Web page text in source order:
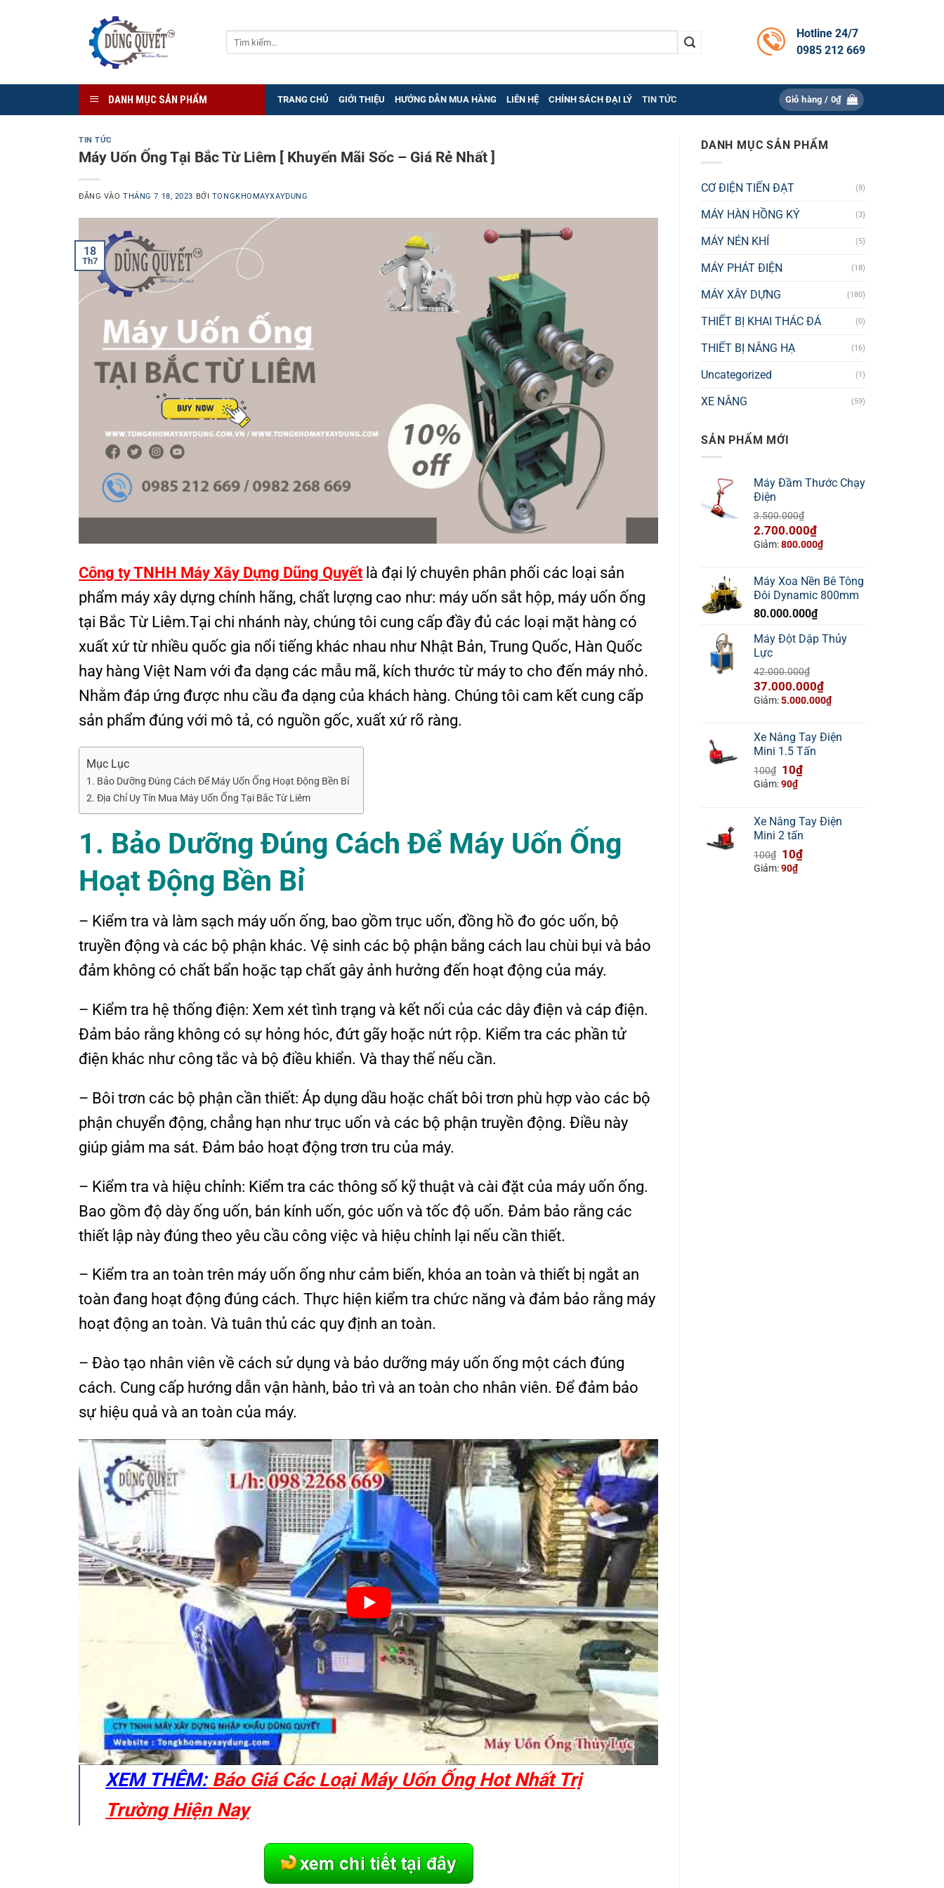
Hotline 24/7
0985 212 669
DANH MỤC SẢN PHẨM TRANG CHỦ GIỚI THIỆU HƯỚNG DẪN MUA HÀNG LIÊN HỆ CHÍNH SÁCH ĐẠI LÝ TIN TỨC Giỏ hàng / 0₫
TIN TỨC
Máy Uốn Ống Tại Bắc Từ Liêm [ Khuyến Mãi Sốc – Giá Rẻ Nhất ]
ĐĂNG VÀOTHÁNG 7 18, 2023 BỞI TONGKHOMAYXAYDUNG
18
Th7
Công ty TNHH Máy Xây Dựng Dũng Quyết là đại lý chuyên phân phối các loại sản
phẩm máy xây dựng chính hãng, chất lượng cao như: máy uốn sắt hộp, máy uốn ống
tại Bắc Từ Liêm.Tại chi nhánh này, chúng tôi cung cấp đầy đủ các loại mặt hàng có
xuất xứ từ nhiều quốc gia nổi tiếng khác nhau như Nhật Bản, Trung Quốc, Hàn Quốc
hay hàng Việt Nam với đa dạng các mẫu mã, kích thước từ máy to cho đến máy nhỏ.
Nhằm đáp ứng được nhu cầu đa dạng của khách hàng. Chúng tôi cam kết cung cấp
sản phẩm đúng với mô tả, có nguồn gốc, xuất xứ rõ ràng.
Mục Lục
1. Bảo Dưỡng Đúng Cách Để Máy Uốn Ống Hoạt Động Bền Bỉ
2. Địa Chỉ Uy Tín Mua Máy Uốn Ống Tại Bắc Từ Liêm
1. Bảo Dưỡng Đúng Cách Để Máy Uốn Ống
Hoạt Động Bền Bỉ
– Kiểm tra và làm sạch máy uốn ống, bao gồm trục uốn, đồng hồ đo góc uốn, bộ
truyền động và các bộ phận khác. Vệ sinh các bộ phận bằng cách lau chùi bụi và bảo
đảm không có chất bẩn hoặc tạp chất gây ảnh hưởng đến hoạt động của máy.
– Kiểm tra hệ thống điện: Xem xét tình trạng và kết nối của các dây điện và cáp điện.
Đảm bảo rằng không có sự hỏng hóc, đứt gãy hoặc nứt rộp. Kiểm tra các phần tử
điện khác như công tắc và bộ điều khiển. Và thay thế nếu cần.
– Bôi trơn các bộ phận cần thiết: Áp dụng dầu hoặc chất bôi trơn phù hợp vào các bộ
phận chuyển động, chẳng hạn như trục uốn và các bộ phận truyền động. Điều này
giúp giảm ma sát. Đảm bảo hoạt động trơn tru của máy.
– Kiểm tra và hiệu chỉnh: Kiểm tra các thông số kỹ thuật và cài đặt của máy uốn ống.
Bao gồm độ dày ống uốn, bán kính uốn, góc uốn và tốc độ uốn. Đảm bảo rằng các
thiết lập này đúng theo yêu cầu công việc và hiệu chỉnh lại nếu cần thiết.
– Kiểm tra an toàn trên máy uốn ống như cảm biến, khóa an toàn và thiết bị ngắt an
toàn đang hoạt động đúng cách. Thực hiện kiểm tra chức năng và đảm bảo rằng máy
hoạt động an toàn. Và tuân thủ các quy định an toàn.
– Đào tạo nhân viên về cách sử dụng và bảo dưỡng máy uốn ống một cách đúng
cách. Cung cấp hướng dẫn vận hành, bảo trì và an toàn cho nhân viên. Để đảm bảo
sự hiệu quả và an toàn của máy.
XEM THÊM:Báo Giá Các Loại Máy Uốn Ống Hot Nhất Trị
Trường Hiện Nay
DANH MỤC SẢN PHẨM
CƠ ĐIỆN TIẾN ĐẠT (8)
MÁY HÀN HỒNG KÝ (3)
MÁY NÉN KHÍ (5)
MÁY PHÁT ĐIỆN (18)
MÁY XÂY DỰNG (180)
THIẾT BỊ KHAI THÁC ĐÁ (0)
THIẾT BỊ NÂNG HẠ (16)
Uncategorized (1)
XE NÂNG (59)
SẢN PHẨM MỚI
Máy Đầm Thước Chạy
Điện
3.500.000₫
Giá
gốc
3.500.000₫.
2.700.000₫Giá
hiện
là:
2.700.000₫.
Giảm:800.000₫
Máy Xoa Nền Bê Tông
Đôi Dynamic 800mm
80.000.000₫
Máy Đột Dập Thủy
Lực
42.000.000₫
Giá
gốc
42.000.000₫.
37.000.000₫Giá
hiện
là:
37.000.000₫.
Giảm:5.000.000₫
Xe Nâng Tay Điện
Mini 1.5 Tấn
100₫ Giá
gốc
10₫Giá
10₫.
Giảm:90₫
Xe Nâng Tay Điện
Mini 2 tấn
100₫ Giá
gốc
10₫Giá
Giảm:90₫